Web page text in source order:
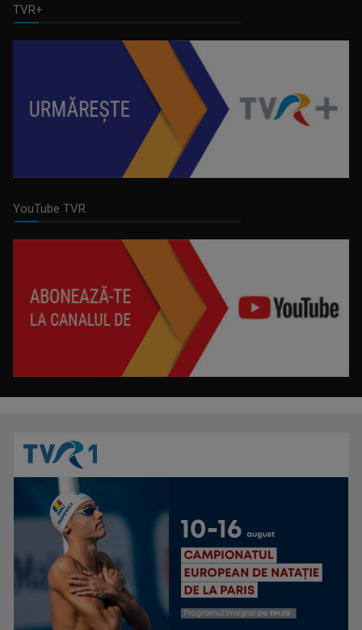
CVARTE
Un nou remediu pentru curiozitatea ...
Emisiune de reportaj și investigație realizată ...
IAȘII MARILOR IUBIRI
Poveşti despre oraşul de odinioară şi cel de ...
STELIANA ORĂŞANU
TVR+
YouTube TVR